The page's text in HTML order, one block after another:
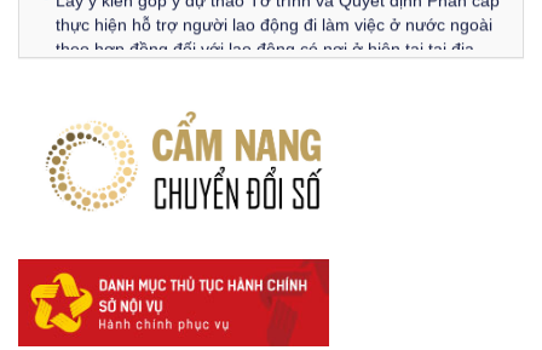
thực hiện hỗ trợ người lao động đi làm việc ở nước ngoài
theo hợp đồng đối với lao động có nơi ở hiện tại tại địa
Về việc lấy ý kiến góp ý Dự thảo Quyết định phân cấp thực
hiện quy định về người lao động nước ngoài làm việc trên
địa bàn tỉnh Đắk Lắk theo trình tự, thủ tục rút gọn trong
xây dựng, ban hành văn bản quy phạm pháp luật
DANH SÁCH HỒ SƠ CÁN BỘ ĐI B TỈNH ĐĂK LẮK -
Lấy ý kiến dự thảo Quyết định quy phạm pháp luật quy